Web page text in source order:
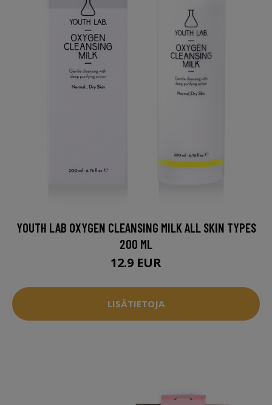
YOUTH LAB OXYGEN CLEANSING MILK ALL SKIN TYPES
200 ML
12.9 EUR
LISÄTIETOJA